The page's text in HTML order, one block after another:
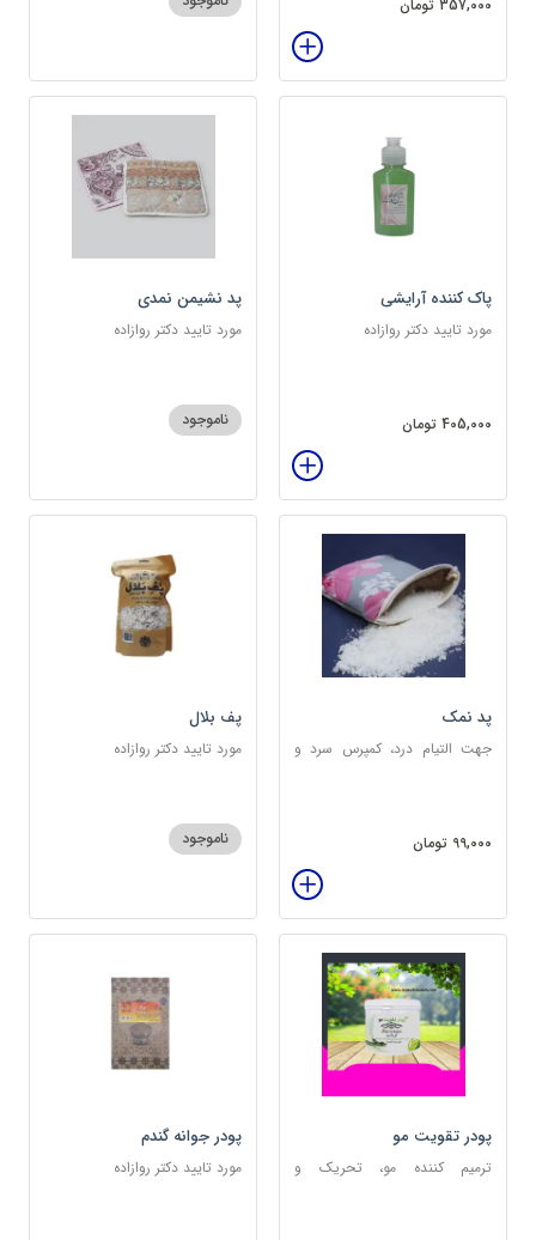
357,000 تومان
پاک کننده آرایشی
مورد تایید دکتر روازاده
405,000 تومان
پد نشیمن نمدی
مورد تایید دکتر روازاده
ناموجود
پد نمک
جهت التیام درد، کمپرس سرد و
99,000 تومان
پف بلال
مورد تایید دکتر روازاده
ناموجود
پودر تقویت مو
ترمیم کننده مو، تحریک و
پودر جوانه گندم
مورد تایید دکتر روازاده